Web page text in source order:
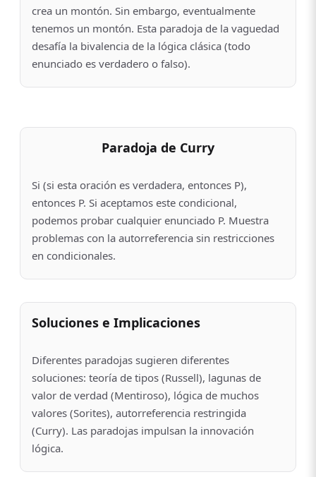
crea un montón. Sin embargo, eventualmente
tenemos un montón. Esta paradoja de la vaguedad
desafía la bivalencia de la lógica clásica (todo
enunciado es verdadero o falso).
Paradoja de Curry
Si (si esta oración es verdadera, entonces P),
entonces P. Si aceptamos este condicional,
podemos probar cualquier enunciado P. Muestra
problemas con la autorreferencia sin restricciones
en condicionales.
Soluciones e Implicaciones
Diferentes paradojas sugieren diferentes
soluciones: teoría de tipos (Russell), lagunas de
valor de verdad (Mentiroso), lógica de muchos
valores (Sorites), autorreferencia restringida
(Curry). Las paradojas impulsan la innovación
lógica.